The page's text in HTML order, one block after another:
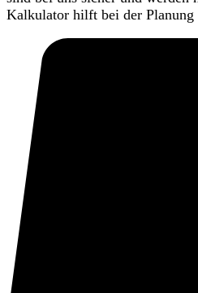
Kalkulator hilft bei der Planung